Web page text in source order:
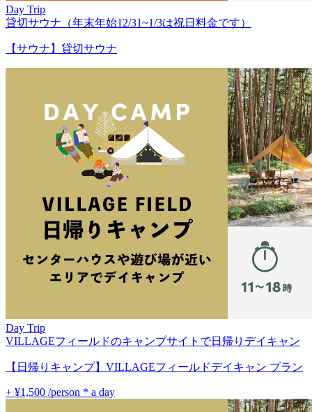
Day Trip
貸切サウナ（年末年始12/31~1/3は祝日料金です）
【サウナ】貸切サウナ
Day Trip
VILLAGEフィールドのキャンプサイトで日帰りデイキャン
【日帰りキャンプ】VILLAGEフィールドデイキャン プラン
+ ¥1,500 /person * a day